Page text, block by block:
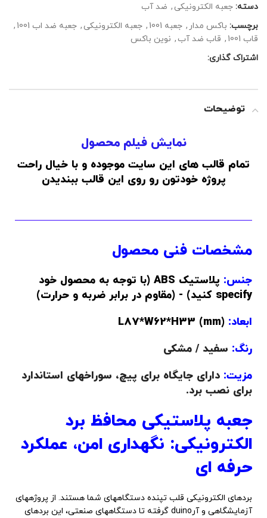
دسته: جعبه الکترونیکی , ضد آب
برچسب: باکس مدار , جعبه 1001 , جعبه الکترونیکی , جعبه ضد اب 1001
,
قاب 1001
, قاب ضد آب , نوین باکس
اشتراک گذاری:
توضیحات
نمایش فیلم محصول
تمام قالب های این سایت موجوده و با خیال راحت
پروژه خودتون رو روی این قالب ببندیدن
مشخصات فنی محصول
جنس:
پلاستیک ABS (با توجه به محصول خود
specify کنید) - (مقاوم در برابر ضربه و حرارت)
ابعاد: (L87*W62*H33 (mm
رنگ: سفید / مشکی
مزیت: دارای جایگاه برای پیچ، سوراخهای استاندارد
برای نصب برد.
جعبه پلاستیکی محافظ برد
الکترونیکی: نگهداری امن، عملکرد
حرفه ای
بردهای الکترونیکی قلب تپنده دستگاههای شما هستند. از پروژههای
آزمایشگاهی و آرduino گرفته تا دستگاههای صنعتی، این بردهای